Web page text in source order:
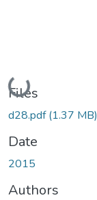
Loading...
Files
d28.pdf(1.37 MB)
Date
2015
Authors